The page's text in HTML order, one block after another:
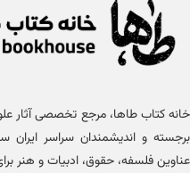
برجسته و اندیشمندان سراسر ایران
عناوین فلسفه، حقوق، ادبیات و هنر